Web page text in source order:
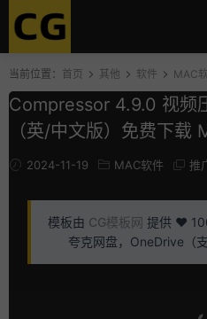
当前位置： 首页 其他 软件 MAC
Compressor 4.9.0 视频
（英/中文版）免费下载
2024-11-19 MAC软件 推
模板由 CG模板网 提供 ❤️
夸克网盘，OneDrive（